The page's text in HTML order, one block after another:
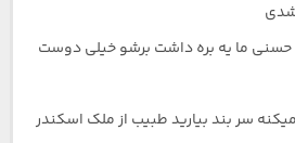
شدی
حسنی ما یه بره داشت برشو خیلی دوست
سر بند بیارید طبیب از ملک اسکندر